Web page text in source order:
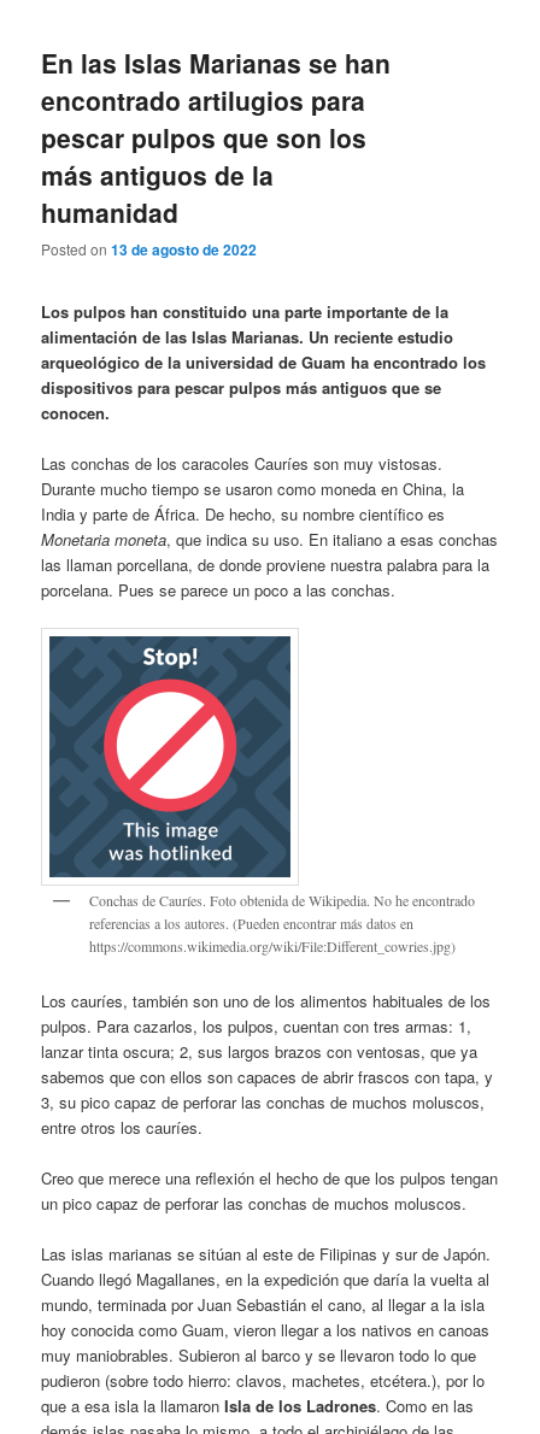
En las Islas Marianas se han
encontrado artilugios para
pescar pulpos que son los
más antiguos de la
humanidad
Posted on13 de agosto de 2022
Los pulpos han constituido una parte importante de la
alimentación de las Islas Marianas. Un reciente estudio
arqueológico de la universidad de Guam ha encontrado los
dispositivos para pescar pulpos más antiguos que se
conocen.
Las conchas de los caracoles Cauríes son muy vistosas.
Durante mucho tiempo se usaron como moneda en China, la
India y parte de África. De hecho, su nombre científico es
Monetaria moneta, que indica su uso. En italiano a esas conchas
las llaman porcellana, de donde proviene nuestra palabra para la
porcelana. Pues se parece un poco a las conchas.
Conchas de Cauríes. Foto obtenida de Wikipedia. No he encontrado
referencias a los autores. (Pueden encontrar más datos en
https://commons.wikimedia.org/wiki/File:Different_cowries.jpg)
Los cauríes, también son uno de los alimentos habituales de los
pulpos. Para cazarlos, los pulpos, cuentan con tres armas: 1,
lanzar tinta oscura; 2, sus largos brazos con ventosas, que ya
sabemos que con ellos son capaces de abrir frascos con tapa, y
3, su pico capaz de perforar las conchas de muchos moluscos,
entre otros los cauríes.
Creo que merece una reflexión el hecho de que los pulpos tengan
un pico capaz de perforar las conchas de muchos moluscos.
Las islas marianas se sitúan al este de Filipinas y sur de Japón.
Cuando llegó Magallanes, en la expedición que daría la vuelta al
mundo, terminada por Juan Sebastián el cano, al llegar a la isla
hoy conocida como Guam, vieron llegar a los nativos en canoas
muy maniobrables. Subieron al barco y se llevaron todo lo que
pudieron (sobre todo hierro: clavos, machetes, etcétera.), por lo
que a esa isla la llamaron Isla de los Ladrones. Como en las